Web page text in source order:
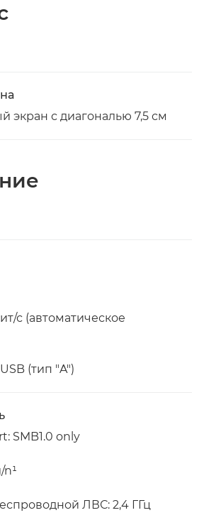
экран с диагональю 7,5 см
с (автоматическое
(тип "A")
SMB1.0 only
n¹
ЛВС: 2,4 ГГц